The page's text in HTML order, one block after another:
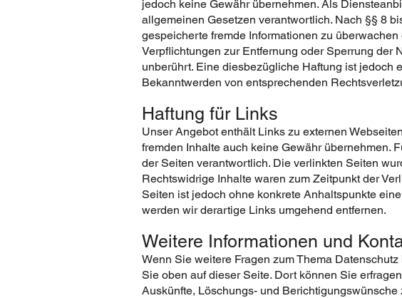
jedoch keine Gewähr übernehmen. Als
allgemeinen Gesetzen verantwortlich. Nach §§ 8
gespeicherte fremde Informationen zu
Verpflichtungen zur Entfernung oder Sperrung der
unberührt. Eine diesbezügliche Haftung ist jedoch
Bekanntwerden von entsprechenden
Haftung für Links
Unser Angebot enthält Links zu externen
fremden Inhalte auch keine Gewähr übernehmen.
der Seiten verantwortlich. Die verlinkten Seiten
Rechtswidrige Inhalte waren zum Zeitpunkt der
Seiten ist jedoch ohne konkrete Anhaltspunkte
werden wir derartige Links umgehend entfernen.
Weitere Informationen und
Wenn Sie weitere Fragen zum Thema
Sie oben auf dieser Seite. Dort können Sie
Auskünfte, Löschungs- und